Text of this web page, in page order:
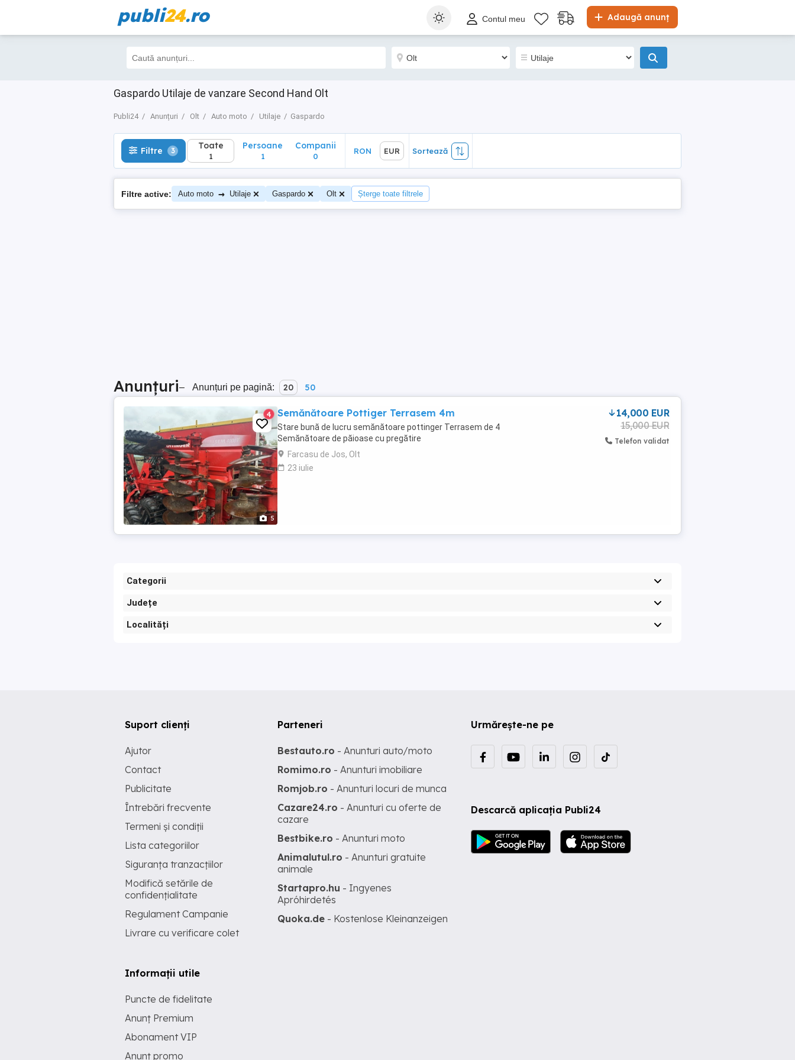
publi24.ro Adaugă anunț
Contul meu
Gaspardo Utilaje de vanzare Second Hand Olt
Publi24 Anunțuri Olt Auto moto Utilaje Gaspardo
Filtre 3 Toate
1
Sortează
Filtre 3 Toate
1
Persoane
1
Companii
0
RON EUR Sortează
Filtre active: Auto moto → Utilaje Gaspardo Olt Șterge toate filtrele
Anunțuri– Anunțuri pe pagină: 20 50
5
4 Semănătoare Pottiger Terrasem 4m
Stare bună de lucru semănătoare pottinger Terrasem de 4
Semănătoare de păioase cu pregătire
Farcasu de Jos, Olt
23 iulie
14,000 EUR
15,000 EUR
Telefon validat
Categorii
Județe
Localități
Urmărește-ne pe
Descarcă aplicația Publi24
Suport clienți
Ajutor
Contact
Publicitate
Întrebări frecvente
Termeni și condiții
Lista categoriilor
Siguranța tranzacțiilor
Modifică setările de
confidențialitate
Regulament Campanie
Livrare cu verificare colet
Informații utile
Puncte de fidelitate
Anunț Premium
Abonament VIP
Anunț promo
Parteneri
Bestauto.ro - Anunturi auto/moto
Romimo.ro - Anunturi imobiliare
Romjob.ro - Anunturi locuri de munca
Cazare24.ro - Anunturi cu oferte de
cazare
Bestbike.ro - Anunturi moto
Animalutul.ro - Anunturi gratuite
animale
Startapro.hu - Ingyenes
Apróhirdetés
Quoka.de - Kostenlose Kleinanzeigen